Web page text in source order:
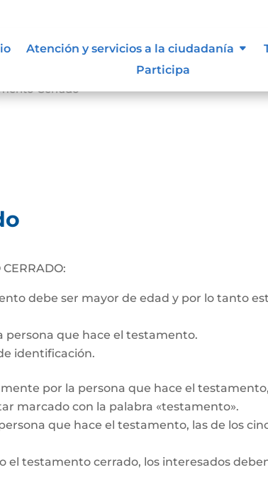
Atención y servicios a la ciudadanía
Participa
Cerrado
CERRADO:
debe ser mayor de edad y por lo tanto
que hace el testamento.
identificación.
por la persona que hace el
marcado con la palabra «testamento».
que hace el testamento, las de los
el testamento cerrado, los interesados